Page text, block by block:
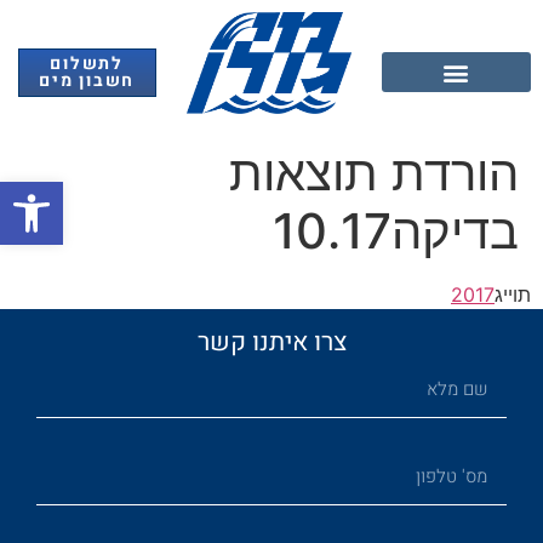
לתשלום
חשבון מים
הורדת תוצאות
בדיקה10.17
תוייג2017
צרו איתנו קשר